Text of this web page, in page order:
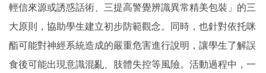
輕信來源或誘惑話術、三提高警覺辨識異常精美包裝」的三
大原則，協助學生建立初步防範觀念。同時，也針對依托咪
酯可能對神經系統造成的嚴重危害進行說明，讓學生了解誤
食後可能出現意識混亂、肢體失控等風險。活動過程中，一